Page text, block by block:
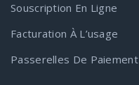
Souscription En Ligne
Facturation À L’usage
Passerelles De Paiement